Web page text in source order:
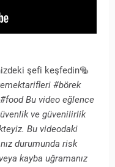
şefi keşfedin🥯
#börek
Bu video eğlence
ve güvenilirlik
Bu videodaki
durumunda risk
kayba uğramanız